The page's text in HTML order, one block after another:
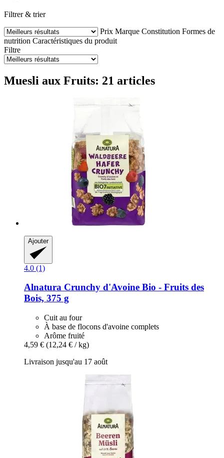
Filtrer & trier
Prix Marque Constitution Formes de
nutrition Caractéristiques du produit
Filtre
Muesli aux Fruits: 21 articles
Ajouter
4.0 (1)
Alnatura Crunchy d'Avoine Bio -​ Fruits des
Bois, 375 g
Cuit au four
À base de flocons d'avoine complets
Arôme fruité
4,59 € (12,24 € / kg)
Livraison jusqu'au 17 août